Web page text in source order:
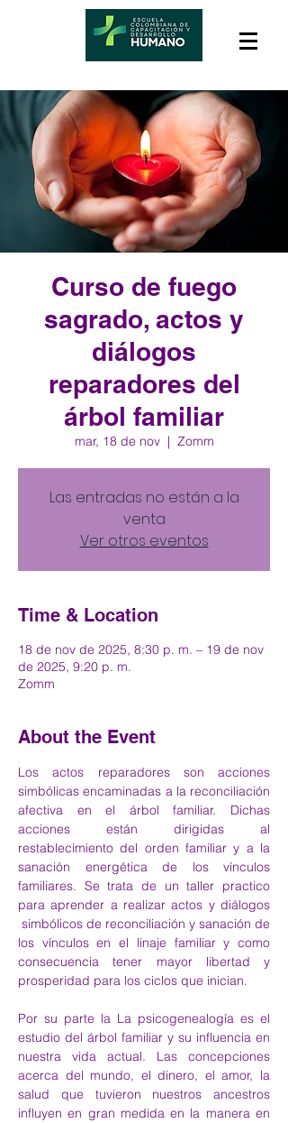
Curso de fuego
sagrado, actos y
diálogos
reparadores del
árbol familiar
mar, 18 de nov
  |
Zomm
Las entradas no están a la
venta
Ver otros eventos
Time & Location
18 de nov de 2025, 8:30 p. m. – 19 de nov
de 2025, 9:20 p. m.
Zomm
About the Event
Los actos reparadores son acciones
simbólicas encaminadas a la reconciliación
afectiva en el árbol familiar. Dichas
acciones están dirigidas al
restablecimiento del orden familiar y a la
sanación energética de los vínculos
familiares. Se trata de un taller practico
para aprender a realizar actos y diálogos
simbólicos de reconciliación y sanación de
los vínculos en el linaje familiar y como
consecuencia tener mayor libertad y
prosperidad para los ciclos que inician.
Por su parte la La psicogenealogía es el
estudio del árbol familiar y su influencia en
nuestra vida actual. Las concepciones
acerca del mundo, el dinero, el amor, la
salud que tuvieron nuestros ancestros
influyen en gran medida en la manera en